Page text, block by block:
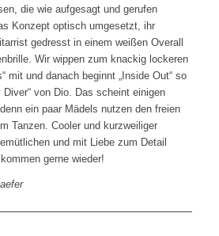
die wie aufgesagt und gerufen
Konzept optisch umgesetzt, ihr
gedresst in einem weißen Overall
Wir wippen zum knackig lockeren
mit und danach beginnt „Inside Out“ so
Diver“ von Dio. Das scheint einigen
ein paar Mädels nutzen den freien
Tanzen. Cooler und kurzweiliger
und mit Liebe zum Detail
gerne wieder!